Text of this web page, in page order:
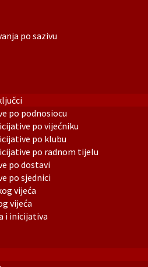
po sazivu
po podnosiocu
po vijećniku
po klubu
po radnom tijelu
po dostavi
po sjednici
vijeća
vijeća
i inicijativa